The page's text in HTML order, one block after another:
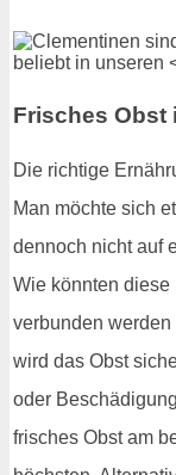
Frisches Obst
Die richtige
Man möchte sich
dennoch nicht auf
Wie könnten diese
verbunden
wird das Obst
oder
frisches Obst am